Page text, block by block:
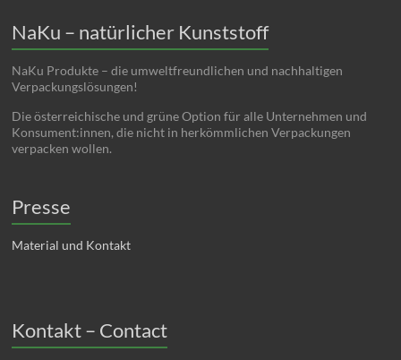
NaKu – natürlicher Kunststoff
NaKu Produkte – die umweltfreundlichen und nachhaltigen
Verpackungslösungen!
Die österreichische und grüne Option für alle Unternehmen und
Konsument:innen, die nicht in herkömmlichen Verpackungen
verpacken wollen.
Presse
Material und Kontakt
Kontakt – Contact